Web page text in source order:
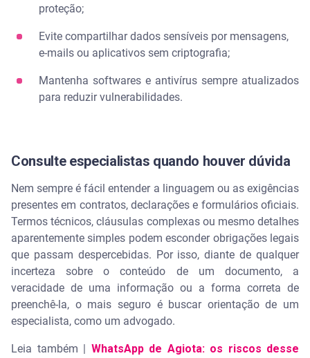
proteção;
Evite compartilhar dados sensíveis por mensagens,
e-mails ou aplicativos sem criptografia;
Mantenha softwares e antivírus sempre atualizados
para reduzir vulnerabilidades.
Consulte especialistas quando houver dúvida
Nem sempre é fácil entender a linguagem ou as exigências
presentes em contratos, declarações e formulários oficiais.
Termos técnicos, cláusulas complexas ou mesmo detalhes
aparentemente simples podem esconder obrigações legais
que passam despercebidas. Por isso, diante de qualquer
incerteza sobre o conteúdo de um documento, a
veracidade de uma informação ou a forma correta de
preenchê-la, o mais seguro é buscar orientação de um
especialista, como um advogado.
Leia também | WhatsApp de Agiota: os riscos desse